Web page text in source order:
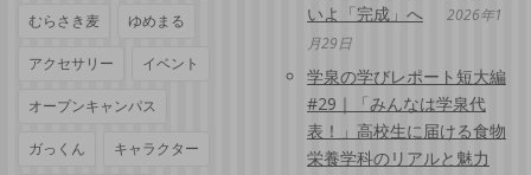
むらさき麦 ゆめまる
アクセサリー イベント
オープンキャンパス
ガっくん キャラクター
いよ「完成」へ
2026年1
月29日
学泉の学びレポート短大編
#29｜「みんなは学泉代
表！」高校生に届ける食物
栄養学科のリアルと魅力